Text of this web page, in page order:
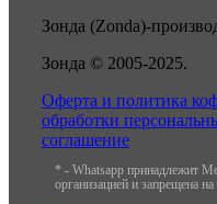
Зонда (Zonda)-
Зонда © 2005-2025.
Оферта и политика
обработки
соглашение
* - Whatsapp принадлежит
организацией и запрещена